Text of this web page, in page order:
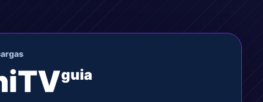
guia